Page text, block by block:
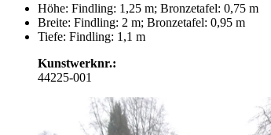
Höhe: Findling: 1,25 m; Bronzetafel: 0,75 m
Breite: Findling: 2 m; Bronzetafel: 0,95 m
Tiefe: Findling: 1,1 m
Kunstwerknr.:
44225-001